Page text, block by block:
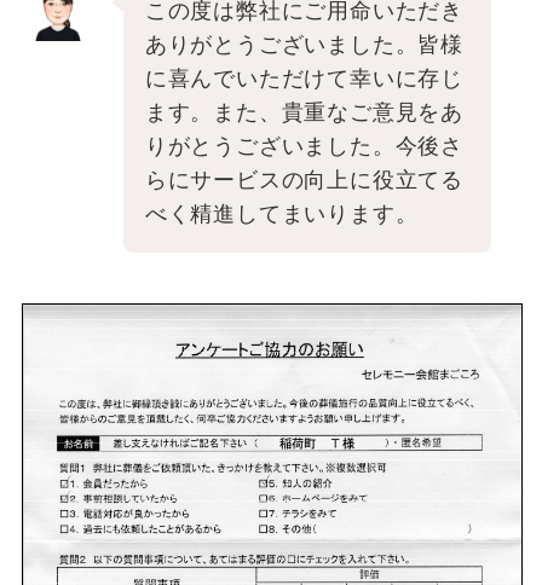
この度は弊社にご用命いただき
ありがとうございました。皆様
に喜んでいただけて幸いに存じ
ます。また、貴重なご意見をあ
りがとうございました。今後さ
らにサービスの向上に役立てる
べく精進してまいります。